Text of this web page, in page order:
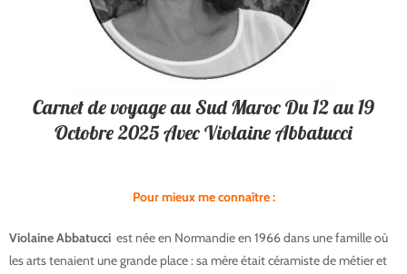
Carnet de voyage au Sud Maroc Du 12 au 19
Octobre 2025 Avec Violaine Abbatucci
Pour mieux me connaître :
ViolaineAbbatucci est née en Normandie en 1966 dans une famille où
les arts tenaient une grande place : sa mère était céramiste de métier et